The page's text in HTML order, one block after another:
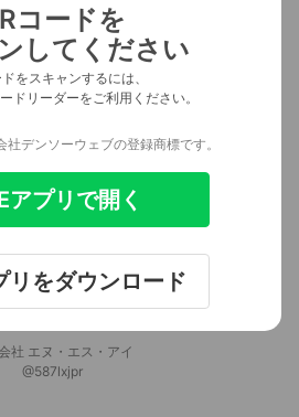
社 エヌ・エス・アイ
@587lxjpr
コードを
してください
をスキャンするには、
ドリーダーをご利用ください。
社デンソーウェブの登録商標です。
アプリで開く
リをダウンロード